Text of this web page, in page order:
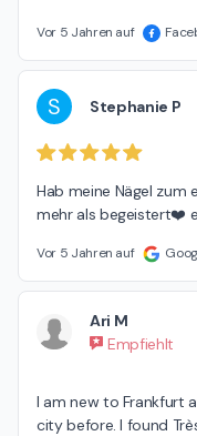
Vor 5 Jahren auf
S Stephanie P
Hab meine Nägel zum
mehr als begeistert❤️
Vor 5 Jahren auf
Ari M
Empfiehlt
I am new to Frankfurt
city before. I found